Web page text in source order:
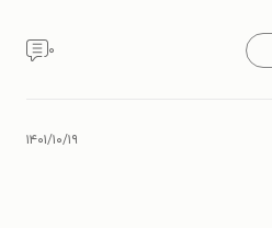
۰
۱۴۰۱/۱۰/۱۹